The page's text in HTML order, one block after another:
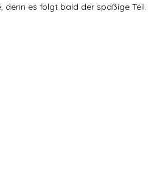
denn es folgt bald der spaßige Teil.